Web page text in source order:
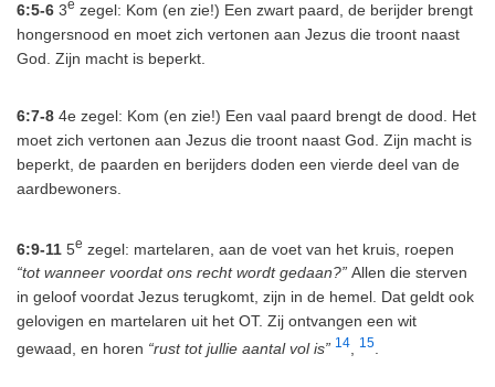
6:5-6 3e zegel: Kom (en zie!) Een zwart paard, de berijder brengt
hongersnood en moet zich vertonen aan Jezus die troont naast
God. Zijn macht is beperkt.
6:7-8 4e zegel: Kom (en zie!) Een vaal paard brengt de dood. Het
moet zich vertonen aan Jezus die troont naast God. Zijn macht is
beperkt, de paarden en berijders doden een vierde deel van de
aardbewoners.
6:9-11 5e zegel: martelaren, aan de voet van het kruis, roepen
“tot wanneer voordat ons recht wordt gedaan?” Allen die sterven
in geloof voordat Jezus terugkomt, zijn in de hemel. Dat geldt ook
gelovigen en martelaren uit het OT. Zij ontvangen een wit
gewaad, en horen “rust tot jullie aantal vol is” 14 15